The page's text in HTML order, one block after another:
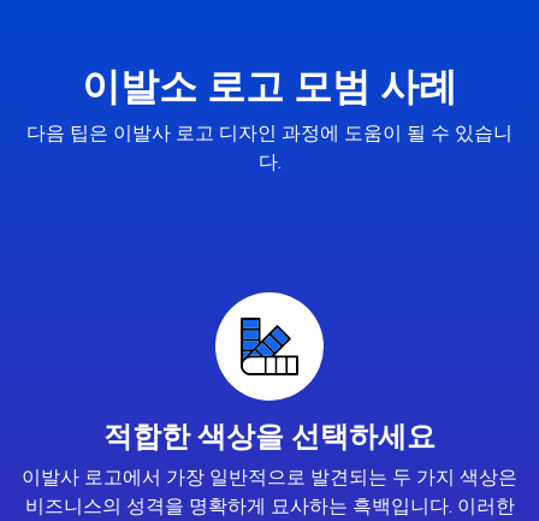
이발소 로고 모범 사례
다음 팁은 이발사 로고 디자인 과정에 도움이 될 수 있습니
다.
적합한 색상을 선택하세요
이발사 로고에서 가장 일반적으로 발견되는 두 가지 색상은
비즈니스의 성격을 명확하게 묘사하는 흑백입니다. 이러한